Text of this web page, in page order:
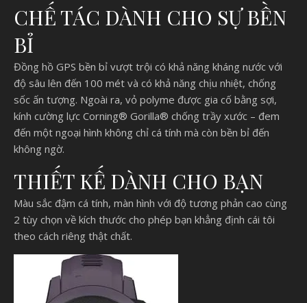
CHẾ TÁC DÀNH CHO SỰ BỀN
BỈ
Đồng hồ GPS bền bỉ vượt trội có khả năng kháng nước với
độ sâu lên đến 100 mét và có khả năng chịu nhiệt, chống
sốc ấn tượng. Ngoài ra, vỏ polyme được gia cố bằng sợi,
kính cường lực Corning® Gorilla® chống trầy xước – đem
đến một ngoại hình không chỉ cá tính mà còn bền bỉ đến
không ngờ.
THIẾT KẾ DÀNH CHO BẠN
Màu sắc đậm cá tính, màn hình với độ tương phản cao cùng
2 tùy chọn về kích thước cho phép bạn khẳng định cái tôi
theo cách riêng thật chất.